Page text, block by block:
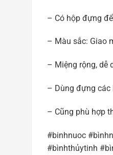
– Có hộp đựng
– Màu sắc: Giao
– Miệng rộng, dễ
– Dùng đựng các
– Cũng phù hợp
#binhnuoc
#bìnhthủytinh